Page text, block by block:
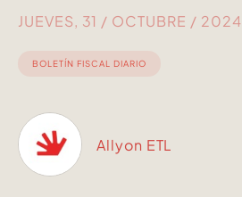
JUEVES, 31 / OCTUBRE / 2024
BOLETÍN FISCAL DIARIO
Allyon ETL